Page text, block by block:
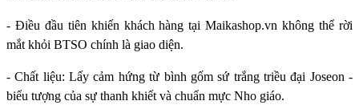
- Điều đầu tiên khiến khách hàng tại Maikashop.vn không thể rời
mắt khỏi BTSO chính là giao diện.
- Chất liệu: Lấy cảm hứng từ bình gốm sứ trắng triều đại Joseon -
biểu tượng của sự thanh khiết và chuẩn mực Nho giáo.